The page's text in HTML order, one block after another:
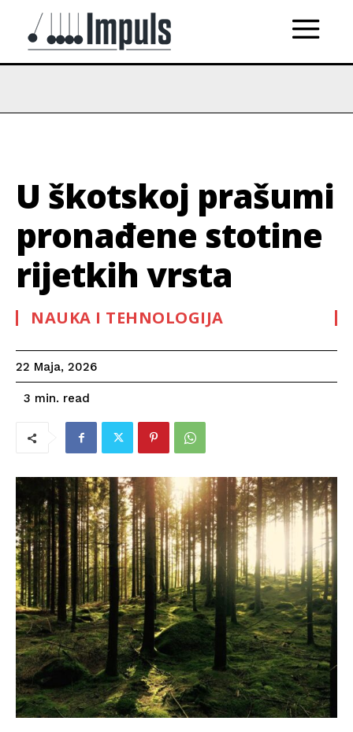
U škotskoj prašumi
pronađene stotine
rijetkih vrsta
NAUKA I TEHNOLOGIJA
22 Maja, 2026
3 min. read